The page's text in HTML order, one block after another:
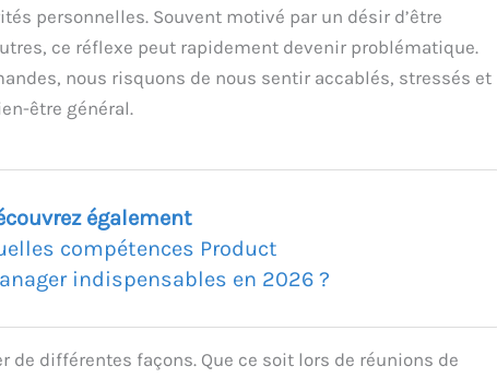
personnelles. Souvent motivé par un désir d’être
ce réflexe peut rapidement devenir problématique.
nous risquons de nous sentir accablés, stressés et
être général.
également
compétences Product
indispensables en 2026 ?
de différentes façons. Que ce soit lors de réunions de